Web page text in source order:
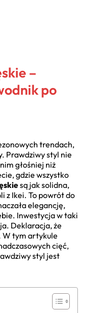
–
po
trendach,
Prawdziwy styl nie
głośniej niż
gdzie wszystko
są jak solidna,
z Ikei. To powrót do
elegancję,
Inwestycja w taki
Deklaracja, że
W tym artykule
cięć,
styl jest